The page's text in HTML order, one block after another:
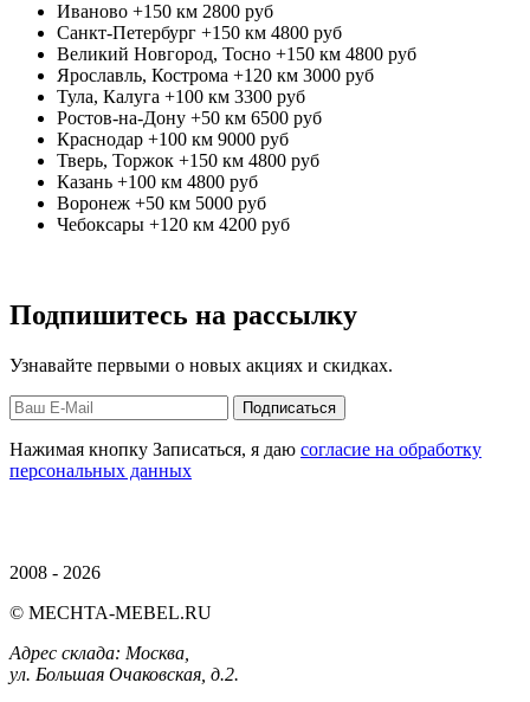
Иваново +150 км 2800 руб
Санкт-Петербург +150 км 4800 руб
Великий Новгород, Тосно +150 км 4800 руб
Ярославль, Кострома +120 км 3000 руб
Тула, Калуга +100 км 3300 руб
Ростов-на-Дону +50 км 6500 руб
Краснодар +100 км 9000 руб
Тверь, Торжок +150 км 4800 руб
Казань +100 км 4800 руб
Воронеж +50 км 5000 руб
Чебоксары +120 км 4200 руб
Подпишитесь на рассылку
Узнавайте первыми о новых акциях и скидках.
Нажимая кнопку Записаться, я даю согласие на обработку
персональных данных
2008 - 2026
© MECHTA-MEBEL.RU
Адрес склада: Москва,
ул. Большая Очаковская, д.2.